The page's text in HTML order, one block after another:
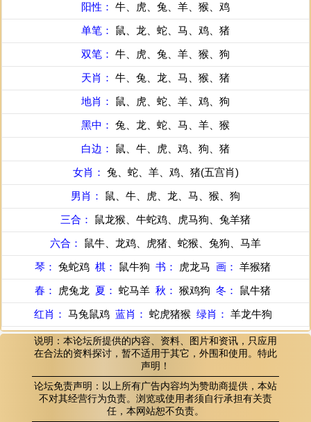
阳性： 牛、虎、兔、羊、猴、鸡
单笔： 鼠、龙、蛇、马、鸡、猪
双笔： 牛、虎、兔、羊、猴、狗
天肖： 牛、兔、龙、马、猴、猪
地肖： 鼠、虎、蛇、羊、鸡、狗
黑中： 兔、龙、蛇、马、羊、猴
白边： 鼠、牛、虎、鸡、狗、猪
女肖： 兔、蛇、羊、鸡、猪(五宫肖)
男肖： 鼠、牛、虎、龙、马、猴、狗
三合： 鼠龙猴、牛蛇鸡、虎马狗、兔羊猪
六合： 鼠牛、龙鸡、虎猪、蛇猴、兔狗、马羊
琴： 兔蛇鸡 棋： 鼠牛狗 书： 虎龙马 画： 羊猴猪
春：
虎兔龙 夏： 蛇马羊 秋： 猴鸡狗 冬： 鼠牛猪
红肖： 马兔鼠鸡 蓝肖： 蛇虎猪猴 绿肖： 羊龙牛狗
说明：本论坛所提供的内容、资料、图片和资讯，只应用
在合法的资料探讨，暂不适用于其它，外围和使用。特此
声明！
论坛免责声明：以上所有广告内容均为赞助商提供，本站
不对其经营行为负责。浏览或使用者须自行承担有关责
任，本网站恕不负责。